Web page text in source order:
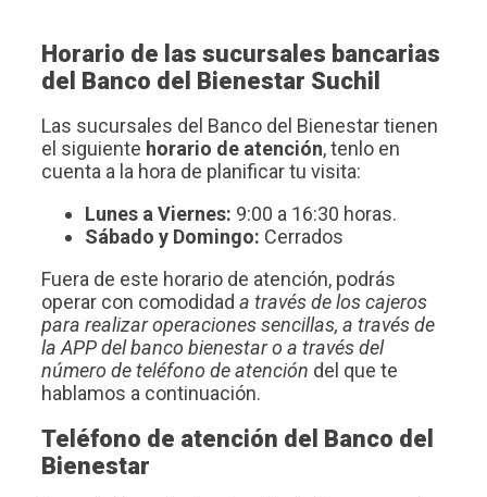
Horario de las sucursales bancarias
del Banco del Bienestar Suchil
Las sucursales del Banco del Bienestar tienen
el siguiente horario de atención, tenlo en
cuenta a la hora de planificar tu visita:
Lunes a Viernes: 9:00 a 16:30 horas.
Sábado y Domingo: Cerrados
Fuera de este horario de atención, podrás
operar con comodidad a través de los cajeros
para realizar operaciones sencillas, a través de
la APP del banco bienestar o a través del
número de teléfono de atención del que te
hablamos a continuación.
Teléfono de atención del Banco del
Bienestar